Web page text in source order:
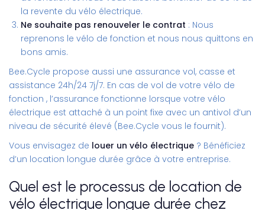
la revente du vélo électrique.
Ne souhaite pas renouveler le contrat : Nous
reprenons le vélo de fonction et nous nous quittons en
bons amis.
Bee.Cycle propose aussi une assurance vol, casse et
assistance 24h/24 7j/7. En cas de vol de votre vélo de
fonction , l’assurance fonctionne lorsque votre vélo
électrique est attaché à un point fixe avec un antivol d’un
niveau de sécurité élevé (Bee.Cycle vous le fournit).
Vous envisagez de louer un vélo électrique ? Bénéficiez
d’un location longue durée grâce à votre entreprise.
Quel est le processus de location de
vélo électrique longue durée chez